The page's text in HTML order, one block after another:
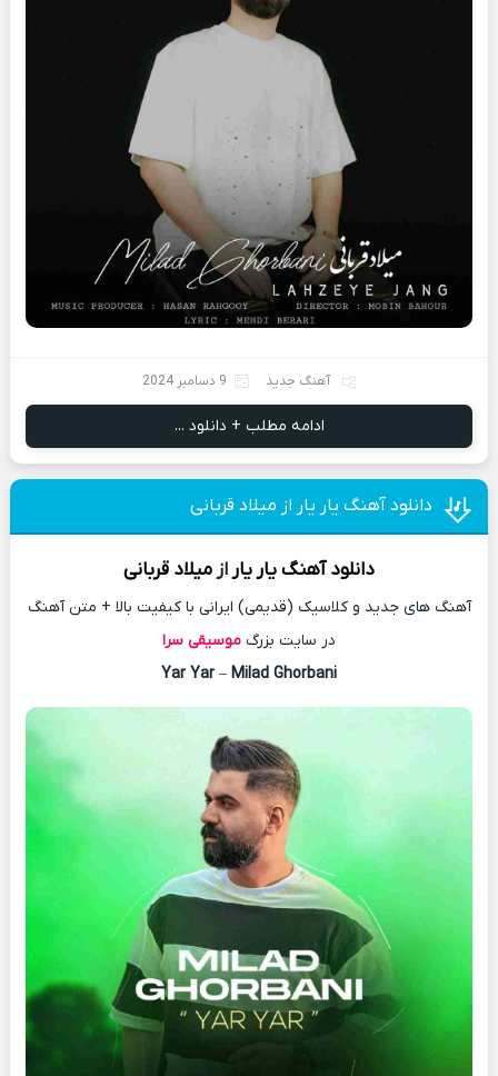
آهنگ جدید 9 دسامبر 2024
ادامه مطلب + دانلود ...
دانلود آهنگ یار یار از میلاد قربانی
دانلود آهنگیار یارازمیلاد قربانی
آهنگ های جدید و کلاسیک (قدیمی) ایرانی با کیفیت بالا + متن آهنگ
در سایت بزرگ موسیقی سرا
Yar Yar – Milad Ghorbani